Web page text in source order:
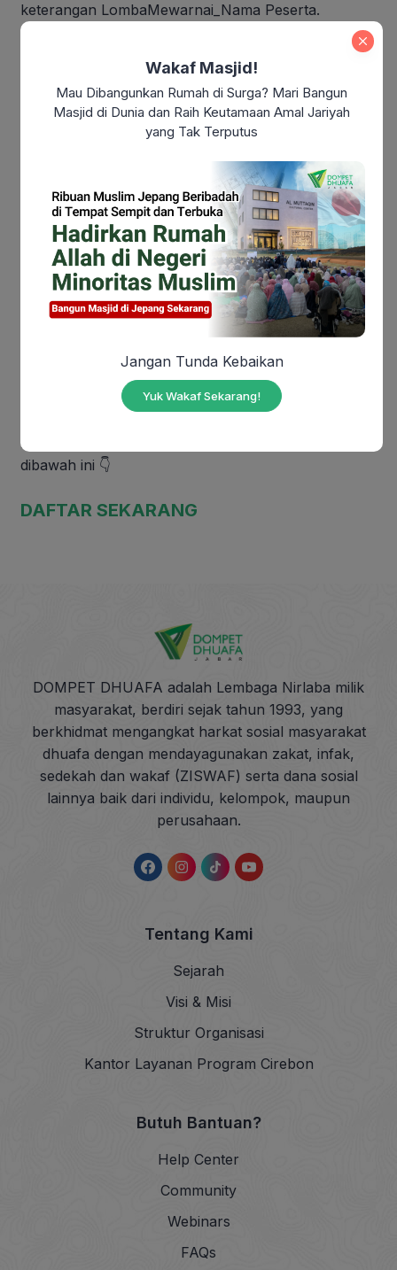
keterangan LombaMewarnai_Nama Peserta.
– Struk/bukti transfer diupload ke Google Form ini
sebagai bukti pendaftaran yang sah.
Menangkan:
– Juara 1: Uang Tunai Rp.1.000.000 dan Voucher
– Juara 2: Uang Tunai Rp. 850.000 dan Voucher
Rp. 400.000
– Juara 3: Uang Tunai Rp. 700.000 dan Voucher Rp.
300.000
Silakan Download Sketsa Lomba Mewarnai Disini
Download Sketsa Lomba Mewanai
Daftarkan Dirimu dengan Klik “Daftar Sekarang”
dibawah ini 👇
DAFTAR SEKARANG
DOMPET DHUAFA adalah Lembaga Nirlaba milik
masyarakat, berdiri sejak tahun 1993, yang
berkhidmat mengangkat harkat sosial masyarakat
dhuafa dengan mendayagunakan zakat, infak,
sedekah dan wakaf (ZISWAF) serta dana sosial
lainnya baik dari individu, kelompok, maupun
perusahaan.
Tentang Kami
Sejarah
Visi & Misi
Struktur Organisasi
Kantor Layanan Program Cirebon
Butuh Bantuan?
Help Center
Community
Webinars
FAQs
Wakaf Masjid!
Mau Dibangunkan Rumah di Surga? Mari Bangun
Masjid di Dunia dan Raih Keutamaan Amal Jariyah
yang Tak Terputus
Jangan Tunda Kebaikan
Yuk Wakaf Sekarang!